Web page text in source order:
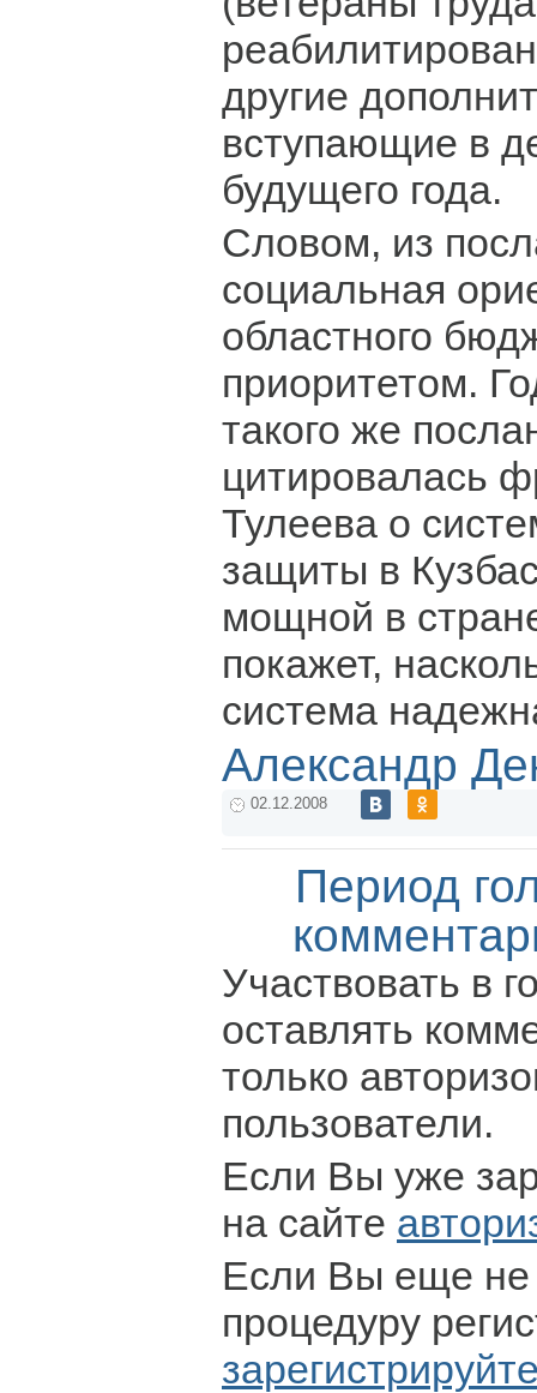
другие
вступающие в
будущего года.
Словом, из
социальная
областного
приоритетом.
такого же
цитировалась
Тулеева о
защиты в
мощной в
покажет,
система
Александр
02.12.2008
Период
Участвовать в
оставлять
только
пользователи.
Если Вы уже
на сайте
Если Вы еще не
процедуру